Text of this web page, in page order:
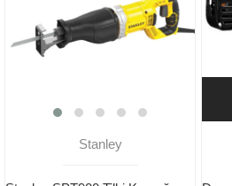
Stanley